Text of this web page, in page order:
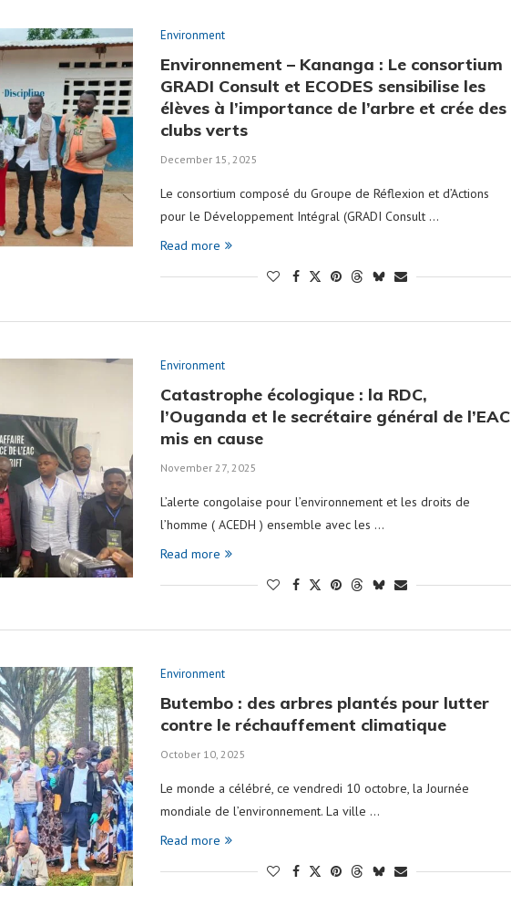
Environment
Environnement – Kananga : Le consortium
GRADI Consult et ECODES sensibilise les
élèves à l’importance de l’arbre et crée des
clubs verts
December 15, 2025
Le consortium composé du Groupe de Réflexion et d’Actions
pour le Développement Intégral (GRADI Consult …
Read more
Environment
Catastrophe écologique : la RDC,
l’Ouganda et le secrétaire général de l’EAC
mis en cause
November 27, 2025
L’alerte congolaise pour l’environnement et les droits de
l’homme ( ACEDH ) ensemble avec les …
Read more
Environment
Butembo : des arbres plantés pour lutter
contre le réchauffement climatique
October 10, 2025
Le monde a célébré, ce vendredi 10 octobre, la Journée
mondiale de l’environnement. La ville …
Read more